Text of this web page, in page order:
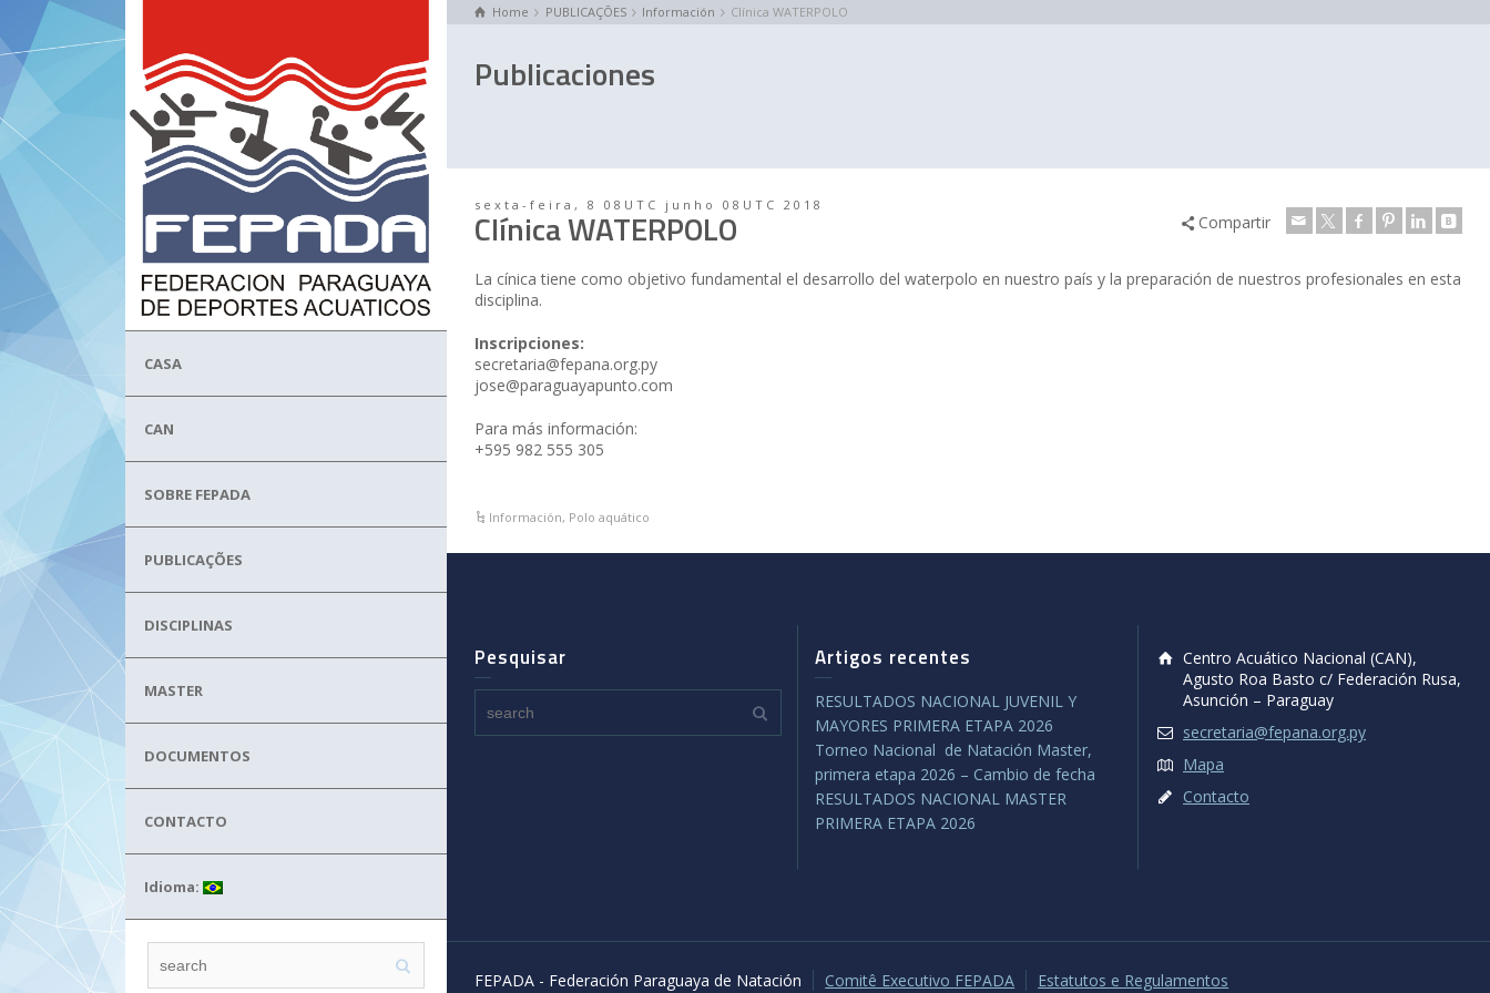
CASA
CAN
SOBRE FEPADA
PUBLICAÇÕES
DISCIPLINAS
MASTER
DOCUMENTOS
CONTACTO
Idioma:
Home PUBLICAÇÕES Información Clínica WATERPOLO
Publicaciones
sexta-feira, 8 08UTC junho 08UTC 2018
Clínica WATERPOLO Compartir
La cínica tiene como objetivo fundamental el desarrollo del waterpolo en nuestro país y la preparación de nuestros profesionales en esta
disciplina.
Inscripciones:
secretaria@fepana.org.py
jose@paraguayapunto.com
Para más información:
+595 982 555 305
Información, Polo aquático
Pesquisar Artigos recentes
RESULTADOS NACIONAL JUVENIL Y
MAYORES PRIMERA ETAPA 2026
Torneo Nacional de Natación Master,
primera etapa 2026 – Cambio de fecha
RESULTADOS NACIONAL MASTER
PRIMERA ETAPA 2026
Centro Acuático Nacional (CAN),
Agusto Roa Basto c/ Federación Rusa,
Asunción – Paraguay
secretaria@fepana.org.py
Mapa
Contacto
FEPADA - Federación Paraguaya de Natación Comitê Executivo FEPADA Estatutos e Regulamentos